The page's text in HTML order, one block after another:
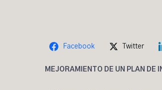
Facebook Twitter
MEJORAMIENTO DE UN PLAN DE